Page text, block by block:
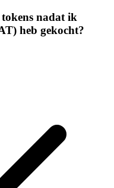
nadat ik
heb gekocht?